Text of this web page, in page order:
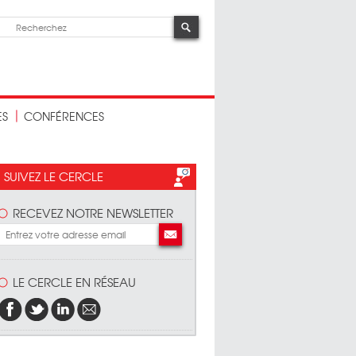
CONFÉRENCES
SUIVEZ LE CERCLE
RECEVEZ NOTRE NEWSLETTER
LE CERCLE EN RÉSEAU